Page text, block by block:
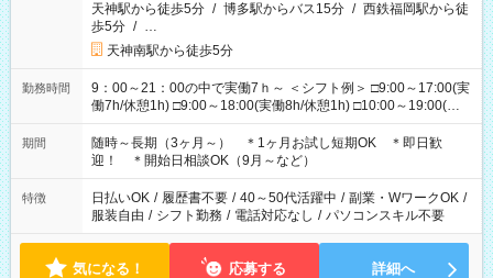
天神駅から徒歩5分 / 博多駅からバス15分 / 西鉄福岡駅から徒
歩5分 / …
天神南駅から徒歩5分
勤務時間
9：00～21：00の中で実働7ｈ～ ＜シフト例＞ □9:00～17:00(実
働7h/休憩1h) □9:00～18:00(実働8h/休憩1h) □10:00～19:00(実
働8h/休憩1h) □11:00～20:00(実働8h/休憩1h) □12:00～20:00(実
働7h/休憩1h) □12:00～21:00(実働7h/休憩1h) ＊固定OK ＊選べ
る時間帯！
期間
随時～長期（3ヶ月～） ＊1ヶ月お試し短期OK ＊即日歓
迎！ ＊開始日相談OK（9月～など）
特徴 日払いOK / 履歴書不要 / 40～50代活躍中 / 副業・WワークOK /
服装自由 / シフト勤務 / 電話対応なし / パソコンスキル不要
気になる！ 応募する 詳細へ